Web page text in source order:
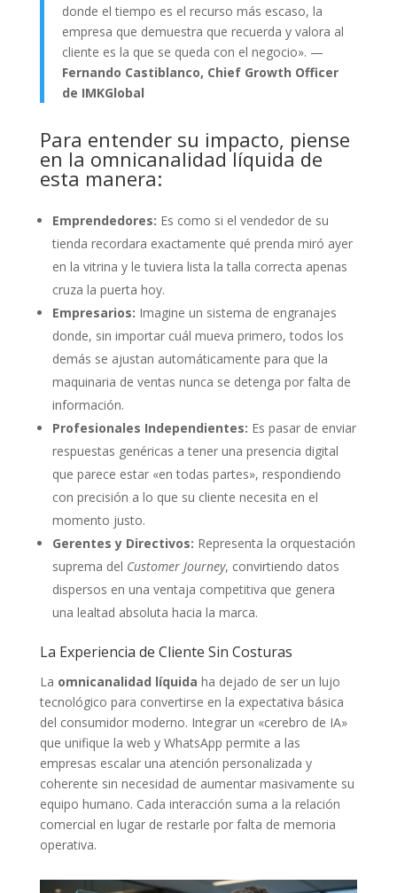
donde el tiempo es el recurso más escaso, la
empresa que demuestra que recuerda y valora al
cliente es la que se queda con el negocio». —
Fernando Castiblanco, Chief Growth Officer
de IMKGlobal
Para entender su impacto, piense
en la omnicanalidad líquida de
esta manera:
Emprendedores: Es como si el vendedor de su
tienda recordara exactamente qué prenda miró ayer
en la vitrina y le tuviera lista la talla correcta apenas
cruza la puerta hoy.
Empresarios: Imagine un sistema de engranajes
donde, sin importar cuál mueva primero, todos los
demás se ajustan automáticamente para que la
maquinaria de ventas nunca se detenga por falta de
información.
Profesionales Independientes: Es pasar de enviar
respuestas genéricas a tener una presencia digital
que parece estar «en todas partes», respondiendo
con precisión a lo que su cliente necesita en el
momento justo.
Gerentes y Directivos: Representa la orquestación
suprema del Customer Journey, convirtiendo datos
dispersos en una ventaja competitiva que genera
una lealtad absoluta hacia la marca.
La Experiencia de Cliente Sin Costuras
La omnicanalidad líquida ha dejado de ser un lujo
tecnológico para convertirse en la expectativa básica
del consumidor moderno. Integrar un «cerebro de IA»
que unifique la web y WhatsApp permite a las
empresas escalar una atención personalizada y
coherente sin necesidad de aumentar masivamente su
equipo humano. Cada interacción suma a la relación
comercial en lugar de restarle por falta de memoria
operativa.